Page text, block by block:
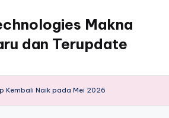
Makna
dan Terupdate
Kembali Naik pada Mei 2026